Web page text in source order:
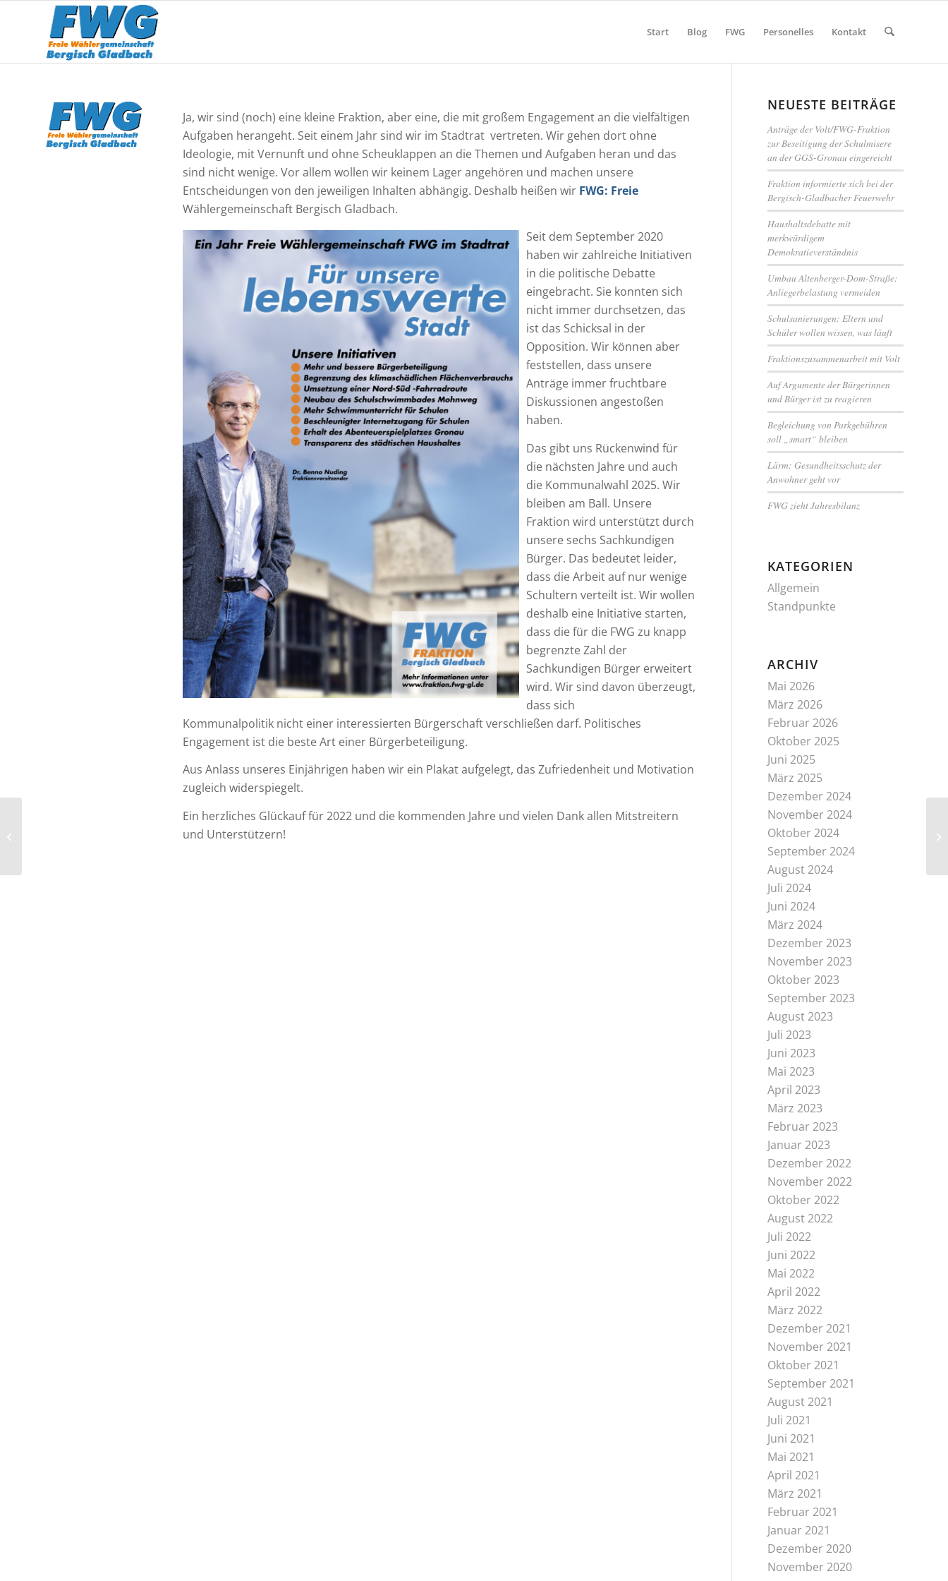
Start Blog FWG Personelles Kontakt
Ja, wir sind (noch) eine kleine Fraktion, aber eine, die mit großem Engagement an die vielfältigen
Aufgaben herangeht. Seit einem Jahr sind wir im Stadtrat vertreten. Wir gehen dort ohne
Ideologie, mit Vernunft und ohne Scheuklappen an die Themen und Aufgaben heran und das
sind nicht wenige. Vor allem wollen wir keinem Lager angehören und machen unsere
Entscheidungen von den jeweiligen Inhalten abhängig. Deshalb heißen wir FWG: Freie
Wählergemeinschaft Bergisch Gladbach.
Seit dem September 2020
haben wir zahlreiche Initiativen
in die politische Debatte
eingebracht. Sie konnten sich
nicht immer durchsetzen, das
ist das Schicksal in der
Opposition. Wir können aber
feststellen, dass unsere
Anträge immer fruchtbare
Diskussionen angestoßen
haben.
Das gibt uns Rückenwind für
die nächsten Jahre und auch
die Kommunalwahl 2025. Wir
bleiben am Ball. Unsere
Fraktion wird unterstützt durch
unsere sechs Sachkundigen
Bürger. Das bedeutet leider,
dass die Arbeit auf nur wenige
Schultern verteilt ist. Wir wollen
deshalb eine Initiative starten,
dass die für die FWG zu knapp
begrenzte Zahl der
Sachkundigen Bürger erweitert
wird. Wir sind davon überzeugt,
dass sich
Kommunalpolitik nicht einer interessierten Bürgerschaft verschließen darf. Politisches
Engagement ist die beste Art einer Bürgerbeteiligung.
Aus Anlass unseres Einjährigen haben wir ein Plakat aufgelegt, das Zufriedenheit und Motivation
zugleich widerspiegelt.
Ein herzliches Glückauf für 2022 und die kommenden Jahre und vielen Dank allen Mitstreitern
und Unterstützern!
NEUESTE BEITRÄGE
Anträge der Volt/FWG-Fraktion
zur Beseitigung der Schulmisere
an der GGS-Gronau eingereicht
Fraktion informierte sich bei der
Bergisch-Gladbacher Feuerwehr
Haushaltsdebatte mit
merkwürdigem
Demokratieverständnis
Umbau Altenberger-Dom-Straße:
Anliegerbelastung vermeiden
Schulsanierungen: Eltern und
Schüler wollen wissen, was läuft
Fraktionszusammenarbeit mit Volt
Auf Argumente der Bürgerinnen
und Bürger ist zu reagieren
Begleichung von Parkgebühren
soll „smart“ bleiben
Lärm: Gesundheitsschutz der
Anwohner geht vor
FWG zieht Jahresbilanz
KATEGORIEN
Allgemein
Standpunkte
ARCHIV
Mai 2026
März 2026
Februar 2026
Oktober 2025
Juni 2025
März 2025
Dezember 2024
November 2024
Oktober 2024
September 2024
August 2024
Juli 2024
Juni 2024
März 2024
Dezember 2023
November 2023
Oktober 2023
September 2023
August 2023
Juli 2023
Juni 2023
Mai 2023
April 2023
März 2023
Februar 2023
Januar 2023
Dezember 2022
November 2022
Oktober 2022
August 2022
Juli 2022
Juni 2022
Mai 2022
April 2022
März 2022
Dezember 2021
November 2021
Oktober 2021
September 2021
August 2021
Juli 2021
Juni 2021
Mai 2021
April 2021
März 2021
Februar 2021
Januar 2021
Dezember 2020
November 2020